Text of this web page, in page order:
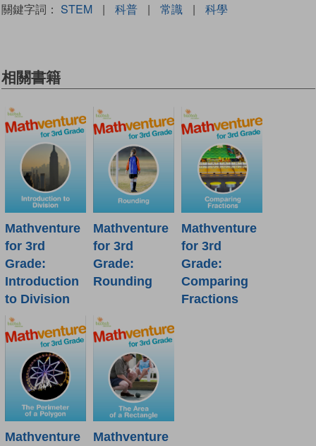
關鍵字詞： STEM | 科普 | 常識 | 科學
相關書籍
Mathventure
for 3rd
Grade:
Introduction
to Division
Mathventure
for 3rd
Grade:
Rounding
Mathventure
for 3rd
Grade:
Comparing
Fractions
Mathventure Mathventure